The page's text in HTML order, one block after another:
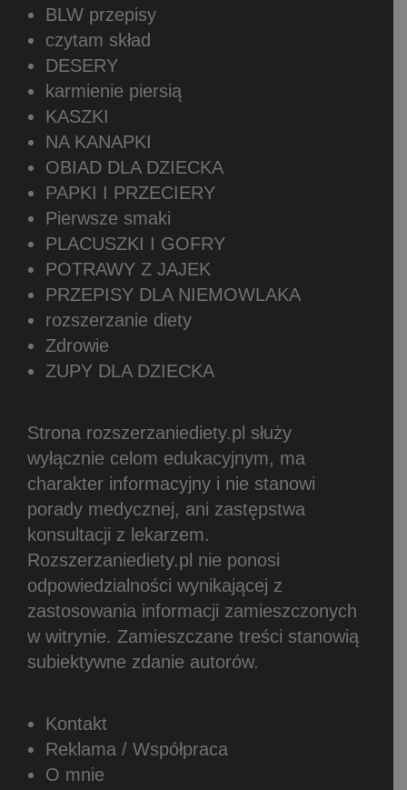
BLW przepisy
czytam skład
DESERY
karmienie piersią
KASZKI
NA KANAPKI
OBIAD DLA DZIECKA
PAPKI I PRZECIERY
Pierwsze smaki
PLACUSZKI I GOFRY
POTRAWY Z JAJEK
PRZEPISY DLA NIEMOWLAKA
rozszerzanie diety
Zdrowie
ZUPY DLA DZIECKA
Strona rozszerzaniediety.pl służy
wyłącznie celom edukacyjnym, ma
charakter informacyjny i nie stanowi
porady medycznej, ani zastępstwa
konsultacji z lekarzem.
Rozszerzaniediety.pl nie ponosi
odpowiedzialności wynikającej z
zastosowania informacji zamieszczonych
w witrynie. Zamieszczane treści stanowią
subiektywne zdanie autorów.
Kontakt
Reklama / Współpraca
O mnie